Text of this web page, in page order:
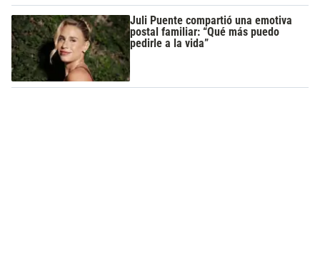
Juli Puente compartió una emotiva
postal familiar: “Qué más puedo
pedirle a la vida”